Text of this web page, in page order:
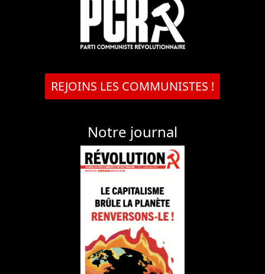
REJOINS LES COMMUNISTES !
Notre journal